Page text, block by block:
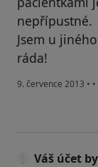
nepřípustné.
Jsem u
ráda!
9. července 2013 • •
Váš účet